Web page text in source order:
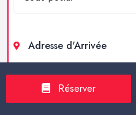
Adresse d'Arrivée
Réserver